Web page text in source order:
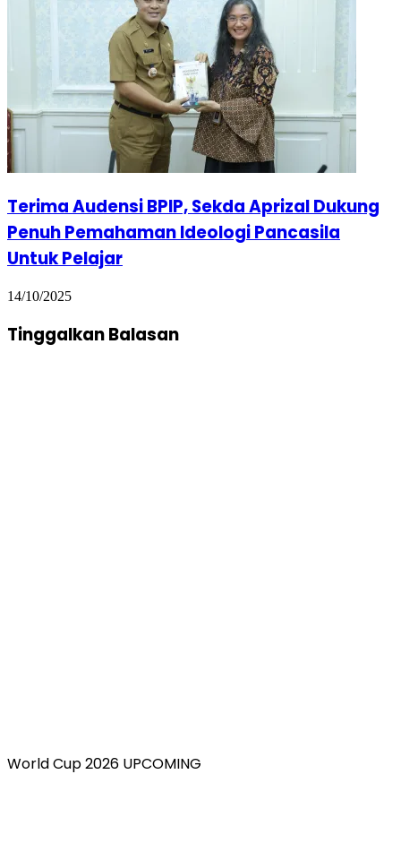
Terima Audensi BPIP, Sekda Aprizal Dukung
Penuh Pemahaman Ideologi Pancasila
Untuk Pelajar
14/10/2025
Tinggalkan Balasan
World Cup 2026 UPCOMING